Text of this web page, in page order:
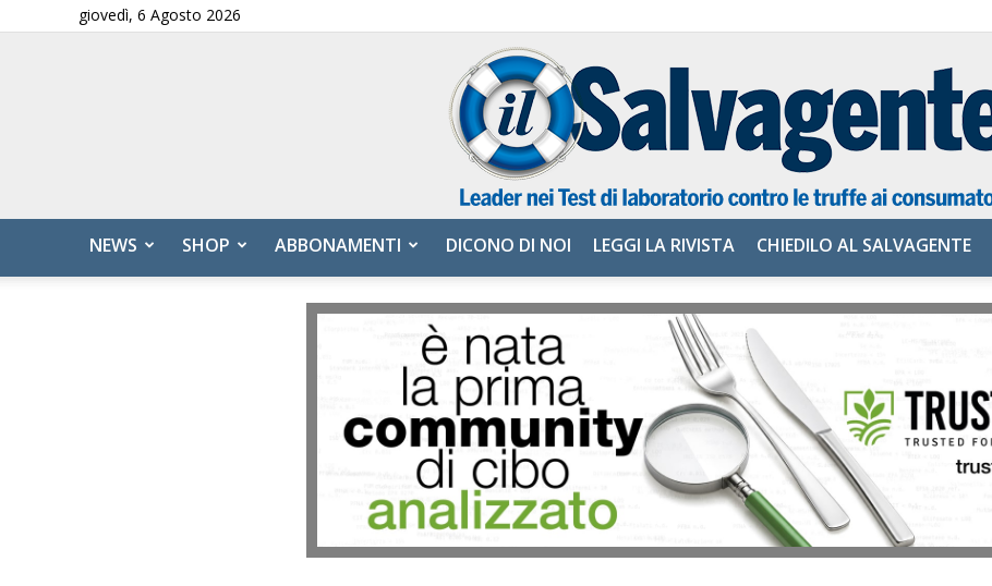
giovedì, 6 Agosto 2026
Salvagente
NEWS SHOP ABBONAMENTI DICONO DI NOI LEGGI LA RIVISTA CHIEDILO AL SALVAGENTE